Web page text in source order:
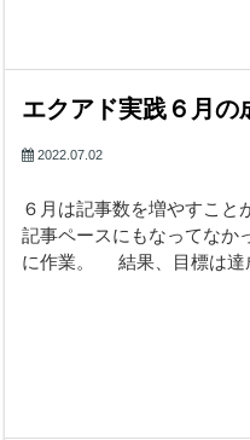
エクアド実践６月
2022.07.02
６月は記事数を増やすこ
記事ペースにもなってなか
に作業。 結果、目標は達